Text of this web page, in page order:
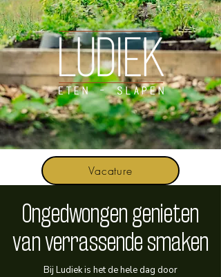
Vacature
Ongedwongen genieten
van verrassende smaken
Bij Ludiek is het de hele dag door